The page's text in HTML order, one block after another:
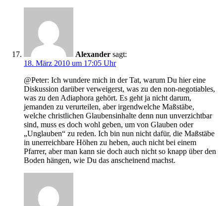
Alexander sagt:
18. März 2010 um 17:05 Uhr
@Peter: Ich wundere mich in der Tat, warum Du hier eine
Diskussion darüber verweigerst, was zu den non-negotiables,
was zu den Adiaphora gehört. Es geht ja nicht darum,
jemanden zu verurteilen, aber irgendwelche Maßstäbe,
welche christlichen Glaubensinhalte denn nun unverzichtbar
sind, muss es doch wohl geben, um von Glauben oder
„Unglauben“ zu reden. Ich bin nun nicht dafür, die Maßstäbe
in unerreichbare Höhen zu heben, auch nicht bei einem
Pfarrer, aber man kann sie doch auch nicht so knapp über den
Boden hängen, wie Du das anscheinend machst.